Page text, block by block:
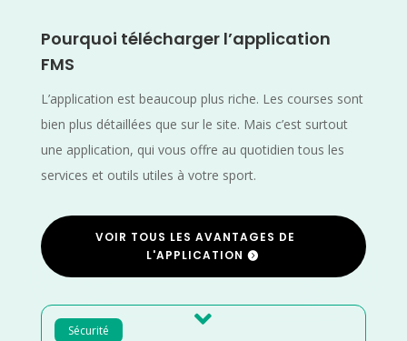
Pourquoi télécharger l’application
FMS
L’application est beaucoup plus riche. Les courses sont
bien plus détaillées que sur le site. Mais c’est surtout
une application, qui vous offre au quotidien tous les
services et outils utiles à votre sport.
VOIR TOUS LES AVANTAGES DE
L'APPLICATION
Sécurité 